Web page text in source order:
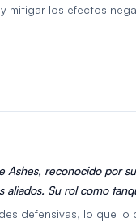
mitigar los efectos
Reflectivo, le
de tanque. Durion
reconocido por
aliados. Su rol como
JcJ como JcE.
defensivas, lo que lo